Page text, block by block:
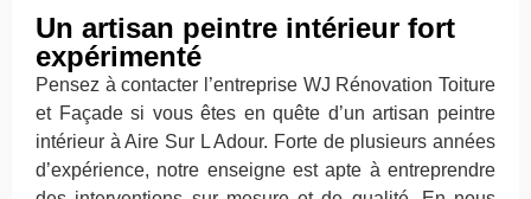
Un artisan peintre intérieur fort
expérimenté
Pensez à contacter l’entreprise WJ Rénovation Toiture
et Façade si vous êtes en quête d’un artisan peintre
intérieur à Aire Sur L Adour. Forte de plusieurs années
d’expérience, notre enseigne est apte à entreprendre